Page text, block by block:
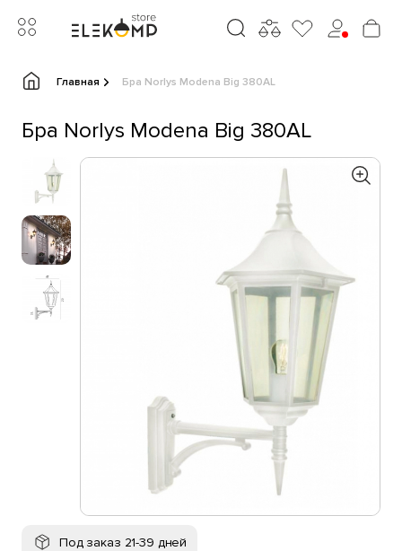
Главная Бра Norlys Modena Big 380AL
Бра Norlys Modena Big 380AL
Под заказ 21-39 дней